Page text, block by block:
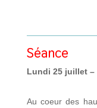
Séance
Lundi 25 juillet –
Au coeur des